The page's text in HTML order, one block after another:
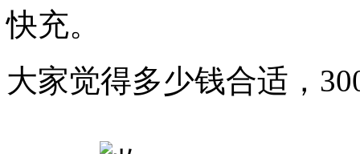
快充。
大家觉得多少钱合适，